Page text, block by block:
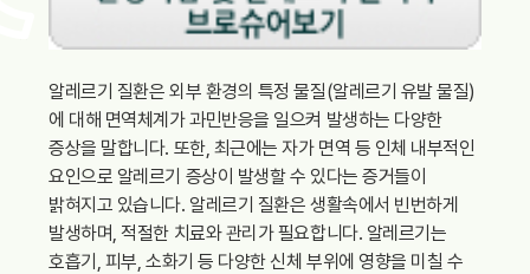
가정간호
신청방법
비용 및 수납방법
간호간병통합서비스
알레르기 질환은 외부 환경의 특정 물질(알레르기 유발 물질)
에 대해 면역체계가 과민반응을 일으켜 발생하는 다양한
증상을 말합니다. 또한, 최근에는 자가 면역 등 인체 내부적인
요인으로 알레르기 증상이 발생할 수 있다는 증거들이
밝혀지고 있습니다. 알레르기 질환은 생활속에서 빈번하게
발생하며, 적절한 치료와 관리가 필요합니다. 알레르기는
호흡기, 피부, 소화기 등 다양한 신체 부위에 영향을 미칠 수